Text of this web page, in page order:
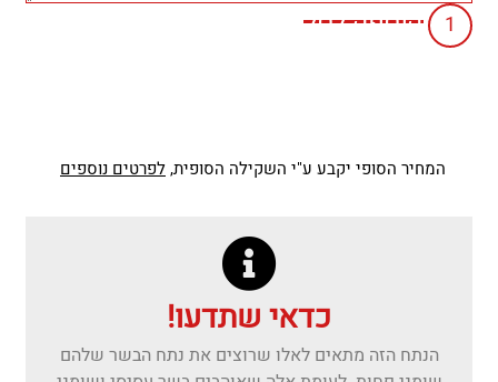
הוספה לסל
המחיר הסופי יקבע ע"י השקילה הסופית,לפרטים נוספים
כדאי שתדעו!
הנתח הזה מתאים לאלו שרוצים את נתח הבשר שלהם